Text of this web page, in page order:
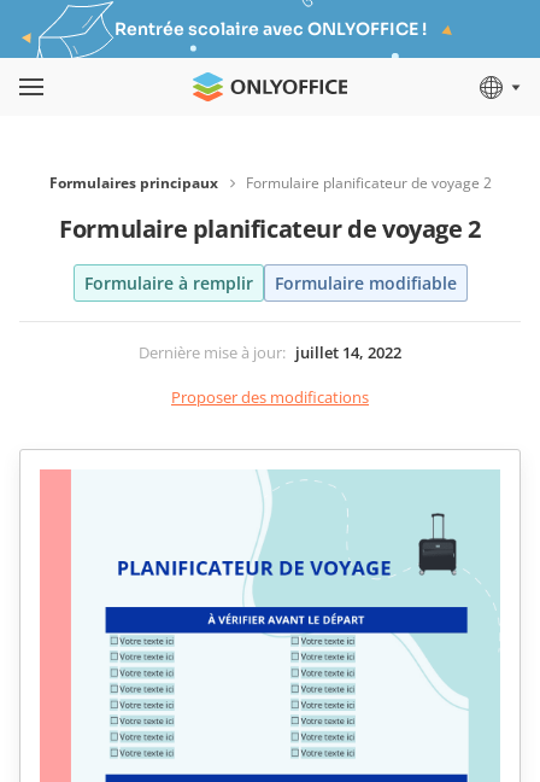
Rentrée scolaire avec ONLYOFFICE !
Formulaires principaux Formulaire planificateur de voyage 2
Formulaire planificateur de voyage 2
Formulaire à remplir Formulaire modifiable
Dernière mise à jour: juillet 14, 2022
Proposer des modifications